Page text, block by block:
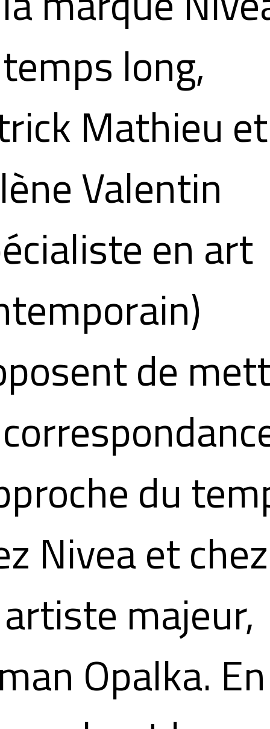
long,
Mathieu et
Valentin
en art
de
du
Nivea et chez
majeur,
Opalka. En